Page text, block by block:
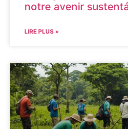
notre avenir
LIRE PLUS »